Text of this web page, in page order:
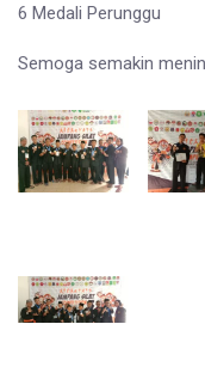
6 Medali Perunggu
Semoga semakin